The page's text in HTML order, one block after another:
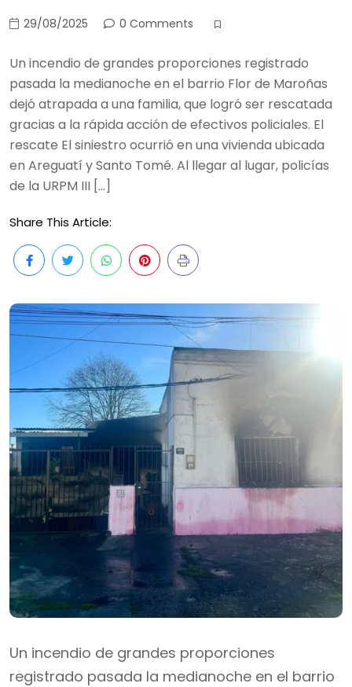
29/08/2025 0 Comments
Un incendio de grandes proporciones registrado
pasada la medianoche en el barrio Flor de Maroñas
dejó atrapada a una familia, que logró ser rescatada
gracias a la rápida acción de efectivos policiales. El
rescate El siniestro ocurrió en una vivienda ubicada
en Areguatí y Santo Tomé. Al llegar al lugar, policías
de la URPM III […]
Share This Article:
Un incendio de grandes proporciones
registrado pasada la medianoche en el barrio